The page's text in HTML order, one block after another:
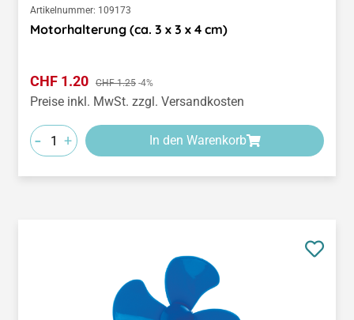
Artikelnummer: 109173
Motorhalterung (ca. 3 x 3 x 4 cm)
Verkaufspreis:
CHF 1.20 Regulärer Preis:
CHF 1.25 -4%
Preise inkl. MwSt. zzgl. Versandkosten
- + In den Warenkorb